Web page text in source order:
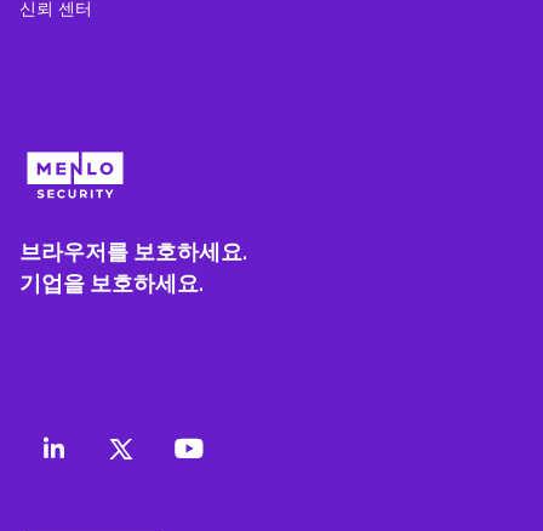
신뢰 센터
브라우저를 보호하세요.
기업을 보호하세요.